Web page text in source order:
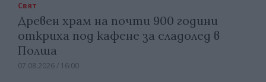
Свят
Древен храм на почти 900 години
откриха под кафене за сладолед в
Полша
07.08.2026 / 16:00